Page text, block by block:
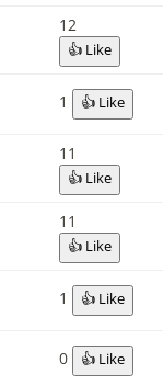
12
👍 Like
1 👍 Like
11
👍 Like
11
👍 Like
1 👍 Like
0 👍 Like